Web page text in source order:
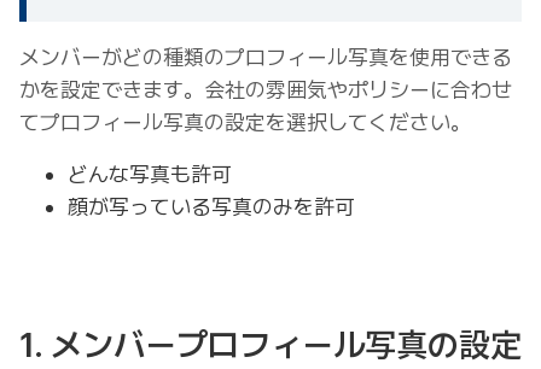
メンバーがどの種類のプロフィール写真を使用できる
かを設定できます。会社の雰囲気やポリシーに合わせ
てプロフィール写真の設定を選択してください。
どんな写真も許可
顔が写っている写真のみを許可
1. メンバープロフィール写真の設定